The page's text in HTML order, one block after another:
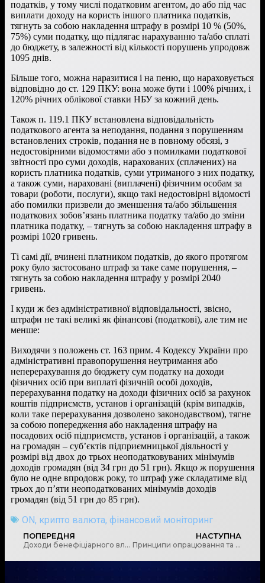
податків, у тому числі податковим агентом, до або під час
виплати доходу на користь іншого платника податків,
тягнуть за собою накладення штрафу в розмірі 10 % (50%,
75%) суми податку, що підлягає нарахуванню та/або сплаті
до бюджету, в залежності від кількості порушень упродовж
1095 днів.
Більше того, можна наразитися і на пеню, що нараховується
відповідно до ст. 129 ПКУ: вона може бути і 100% річних, і
120% річних облікової ставки НБУ за кожний день.
Також п. 119.1 ПКУ встановлена відповідальність
податкового агента за неподання, подання з порушенням
встановлених строків, подання не в повному обсязі, з
недостовірними відомостями або з помилками податкової
звітності про суми доходів, нарахованих (сплачених) на
користь платника податків, суми утриманого з них податку,
а також суми, нараховані (виплачені) фізичним особам за
товари (роботи, послуги), якщо такі недостовірні відомості
або помилки призвели до зменшення та/або збільшення
податкових зобов’язань платника податку та/або до зміни
платника податку, – тягнуть за собою накладення штрафу в
розмірі 1020 гривень.
Ті самі дії, вчинені платником податків, до якого протягом
року було застосовано штраф за таке саме порушення, –
тягнуть за собою накладення штрафу у розмірі 2040
гривень.
І куди ж без адміністративної відповідальності, звісно,
штрафи не такі великі як фінансові (податкові), але тим не
менше:
Виходячи з положень ст. 163 прим. 4 Кодексу України про
адміністративні правопорушення неутримання або
неперерахування до бюджету сум податку на доходи
фізичних осіб при виплаті фізичній особі доходів,
перерахування податку на доходи фізичних осіб за рахунок
коштів підприємств, установ і організацій (крім випадків,
коли таке перерахування дозволено законодавством), тягне
за собою попередження або накладення штрафу на
посадових осіб підприємств, установ і організацій, а також
на громадян – суб’єктів підприємницької діяльності у
розмірі від двох до трьох неоподатковуваних мінімумів
доходів громадян (від 34 грн до 51 грн). Якщо ж порушення
було не одне впродовж року, то штраф уже складатиме від
трьох до п’яти неоподаткованих мінімумів доходів
громадян (від 51 грн до 85 грн).
ON, крипто валюта, фінансовий моніторинг
ПОПЕРЕДНЯ
Доходи бенефіціарного власника: Судове тлумачення
НАСТУПНА
Принципи опрацювання та критерії аналізу одержаної від СПФМ інформації